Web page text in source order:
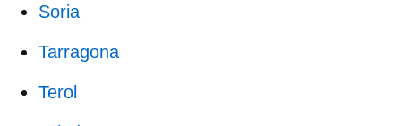
Soria
Tarragona
Terol